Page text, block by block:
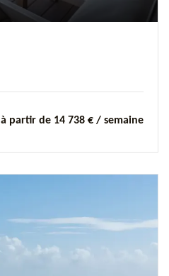
à partir de 14 738 € / semaine